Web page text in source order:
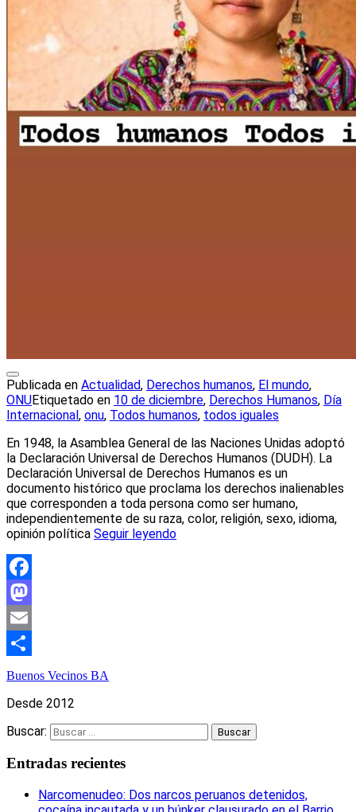
Publicada en Actualidad, Derechos humanos, El mundo,
ONUEtiquetado en 10 de diciembre, Derechos Humanos, Día
Internacional, onu, Todos humanos, todos iguales
En 1948, la Asamblea General de las Naciones Unidas adoptó
la Declaración Universal de Derechos Humanos (DUDH). La
Declaración Universal de Derechos Humanos es un
documento histórico que proclama los derechos inalienables
que corresponden a toda persona como ser humano,
independientemente de su raza, color, religión, sexo, idioma,
opinión política Seguir leyendo
Facebook
Mastodon
Email
Compartir
Buenos Vecinos BA
Desde 2012
Buscar:
Entradas recientes
Narcomenudeo: Dos narcos peruanos detenidos,